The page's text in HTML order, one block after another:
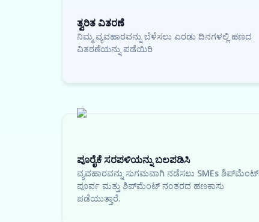
ತ್ವರಿತ ವಿತರಣೆ
ನಿಮ್ಮ ವ್ಯವಹಾರವನ್ನು ಬೆಳೆಸಲು ಎರಡು ದಿನಗಳಲ್ಲಿ ಹಣದ
ವಿತರಣೆಯನ್ನು ಪಡೆಯಿರಿ
ಪೂರೈಕೆ ಸರಪಳಿಯನ್ನು ಬಲಪಡಿಸಿ
ವ್ಯವಹಾರವನ್ನು ಸುಗಮವಾಗಿ ನಡೆಸಲು SMEs ಶಿಪ್‌ಮೆಂಟ್
ಪೂರ್ವ ಮತ್ತು ಶಿಪ್‌ಮೆಂಟ್ ನಂತರದ ಹಣಕಾಸು
ಪಡೆಯುತ್ತಾರೆ.